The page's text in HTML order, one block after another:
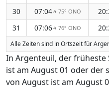
30
07:04↑ 75° ONO
31
07:06↑ 76° ONO
Alle Zeiten sind in Ortszeit für
In Argenteuil, der
ist am August 01 oder der
von August ist am August